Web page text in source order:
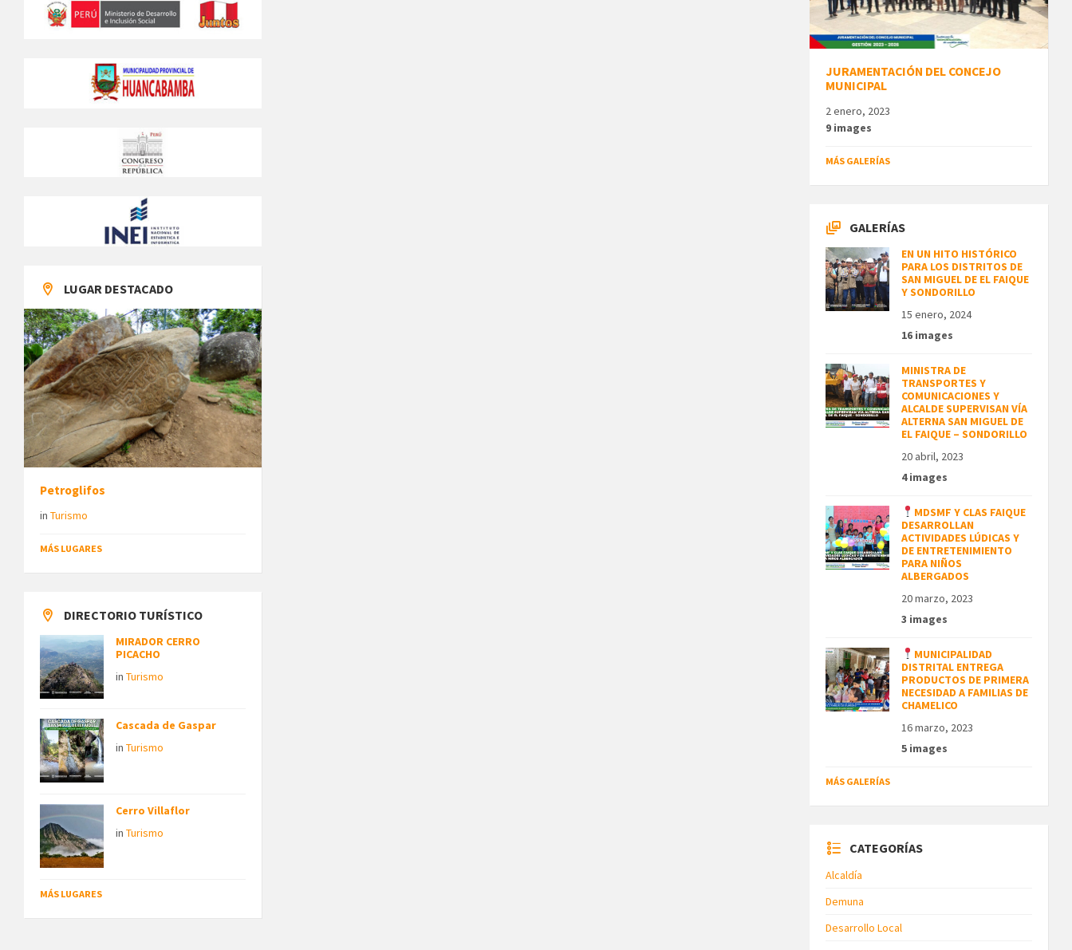
LUGAR DESTACADO
Petroglifos
in Turismo
MÁS LUGARES
DIRECTORIO TURÍSTICO
MIRADOR CERRO
PICACHO
in Turismo
Cascada de Gaspar
in Turismo
Cerro Villaflor
in Turismo
MÁS LUGARES
JURAMENTACIÓN DEL CONCEJO
MUNICIPAL
2 enero, 2023
9 images
MÁS GALERÍAS
GALERÍAS
EN UN HITO HISTÓRICO
PARA LOS DISTRITOS DE
SAN MIGUEL DE EL FAIQUE
Y SONDORILLO
15 enero, 2024
16 images
MINISTRA DE
TRANSPORTES Y
COMUNICACIONES Y
ALCALDE SUPERVISAN VÍA
ALTERNA SAN MIGUEL DE
EL FAIQUE – SONDORILLO
20 abril, 2023
4 images
MDSMF Y CLAS FAIQUE
DESARROLLAN
ACTIVIDADES LÚDICAS Y
DE ENTRETENIMIENTO
PARA NIÑOS
ALBERGADOS
20 marzo, 2023
3 images
MUNICIPALIDAD
DISTRITAL ENTREGA
PRODUCTOS DE PRIMERA
NECESIDAD A FAMILIAS DE
CHAMELICO
16 marzo, 2023
5 images
MÁS GALERÍAS
CATEGORÍAS
Alcaldía
Demuna
Desarrollo Local